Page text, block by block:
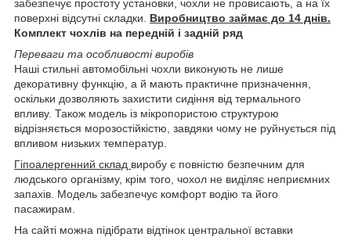
забезпечує простоту установки, чохли не провисають, а на їх
поверхні відсутні складки. Виробництво займає до 14 днів.
Комплект чохлів на передній і задній ряд
Переваги та особливості виробів
Наші стильні автомобільні чохли виконують не лише
декоративну функцію, а й мають практичне призначення,
оскільки дозволяють захистити сидіння від термального
впливу. Також модель із мікропористою структурою
відрізняється морозостійкістю, завдяки чому не руйнується під
впливом низьких температур.
Гіпоалергенний склад виробу є повністю безпечним для
людського організму, крім того, чохол не виділяє неприємних
запахів. Модель забезпечує комфорт водію та його
пасажирам.
На сайті можна підібрати відтінок центральної вставки